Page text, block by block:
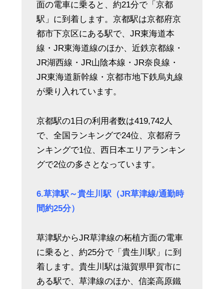
面の電車に乗ると、約21分で「京都
駅」に到着します。京都駅は京都府京
都市下京区にある駅で、JR東海道本
線・JR東海道線のほか、近鉄京都線・
JR湖西線・JR山陰本線・JR奈良線・
JR東海道新幹線・京都市地下鉄烏丸線
が乗り入れています。
京都駅の1日の利用者数は419,742人
で、全国ランキングで24位、京都府ラ
ンキングで1位、西日本エリアランキン
グで2位の多さとなっています。
6.草津駅～貴生川駅（JR草津線/通勤時
間約25分）
草津駅からJR草津線の柘植方面の電車
に乗ると、約25分で「貴生川駅」に到
着します。貴生川駅は滋賀県甲賀市に
ある駅で、草津線のほか、信楽高原鐵